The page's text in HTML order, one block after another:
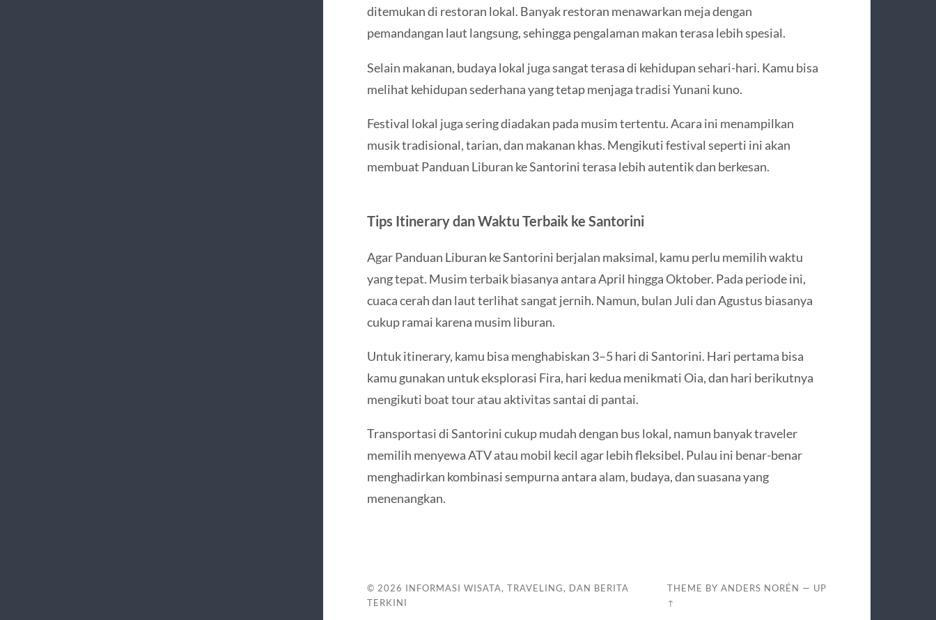
ditemukan di restoran lokal. Banyak restoran menawarkan meja dengan
pemandangan laut langsung, sehingga pengalaman makan terasa lebih spesial.
Selain makanan, budaya lokal juga sangat terasa di kehidupan sehari-hari. Kamu bisa
melihat kehidupan sederhana yang tetap menjaga tradisi Yunani kuno.
Festival lokal juga sering diadakan pada musim tertentu. Acara ini menampilkan
musik tradisional, tarian, dan makanan khas. Mengikuti festival seperti ini akan
membuat Panduan Liburan ke Santorini terasa lebih autentik dan berkesan.
Tips Itinerary dan Waktu Terbaik ke Santorini
Agar Panduan Liburan ke Santorini berjalan maksimal, kamu perlu memilih waktu
yang tepat. Musim terbaik biasanya antara April hingga Oktober. Pada periode ini,
cuaca cerah dan laut terlihat sangat jernih. Namun, bulan Juli dan Agustus biasanya
cukup ramai karena musim liburan.
Untuk itinerary, kamu bisa menghabiskan 3–5 hari di Santorini. Hari pertama bisa
kamu gunakan untuk eksplorasi Fira, hari kedua menikmati Oia, dan hari berikutnya
mengikuti boat tour atau aktivitas santai di pantai.
Transportasi di Santorini cukup mudah dengan bus lokal, namun banyak traveler
memilih menyewa ATV atau mobil kecil agar lebih fleksibel. Pulau ini benar-benar
menghadirkan kombinasi sempurna antara alam, budaya, dan suasana yang
menenangkan.
© 2026 INFORMASI WISATA, TRAVELING, DAN BERITA
TERKINI
THEME BY ANDERS NORÉN — UP
↑